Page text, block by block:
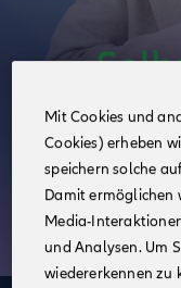
Mit Cookies und
Cookies) erheben
speichern solche
Damit ermöglichen
Media-
und Analysen. Um
wiedererkennen zu